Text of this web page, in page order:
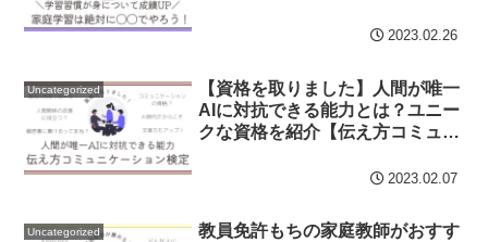
2023.02.26
Uncategorized
【資格を取りました】人間が唯一
AIに対抗できる能力とは？ユニー
クな資格を紹介【伝え方コミュニ
2023.02.07
Uncategorized
教員免許もちの家庭教師がおすす